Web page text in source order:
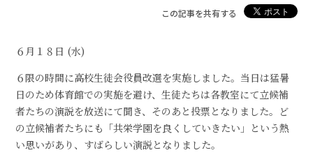
この記事を共有する
６月１８日 (水)
６限の時間に高校生徒会役員改選を実施しました。当日は猛暑
日のため体育館での実施を避け、生徒たちは各教室にて立候補
者たちの演説を放送にて聞き、そのあと投票となりました。ど
の立候補者たちにも「共栄学園を良くしていきたい」という熱
い思いがあり、すばらしい演説となりました。